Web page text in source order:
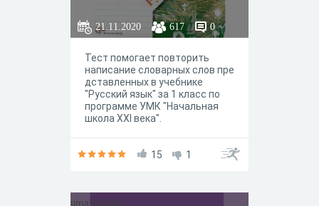
21.11.2020 617 0
Тест помогает повторить
написание словарных слов пре
дставленных в учебнике
"Русский язык" за 1 класс по
программе УМК "Начальная
школа XXI века".
15 1